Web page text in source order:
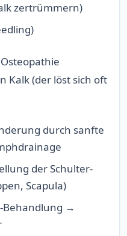
zertrümmern)
Osteopathie
Kalk (der löst sich oft
durch sanfte
der Schulter-
Scapula)
Behandlung →